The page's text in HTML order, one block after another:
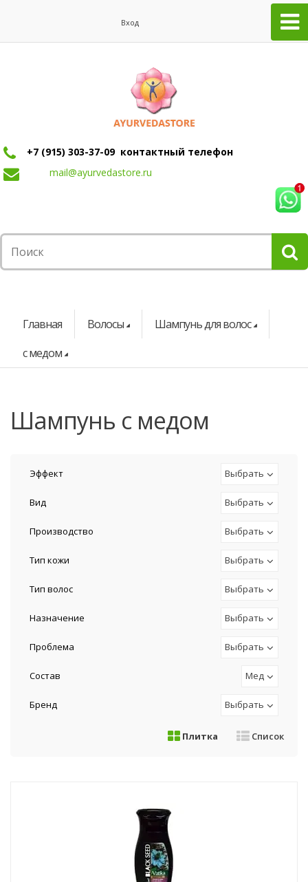
Вход
+7 (915) 303-37-09 контактный телефон
mail@ayurvedastore.ru
Главная Волосы
Шампунь для волос
с медом
шампунь с медом
Эффект Выбрать
Вид Выбрать
Производство Выбрать
Тип кожи Выбрать
Тип волос Выбрать
Назначение Выбрать
Проблема Выбрать
Состав Мед
Бренд Выбрать
Плитка Список